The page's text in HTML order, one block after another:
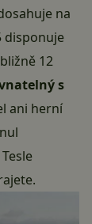
na
disponuje
12
s
ani herní